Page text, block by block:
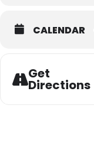
CALENDAR
Get
Directions